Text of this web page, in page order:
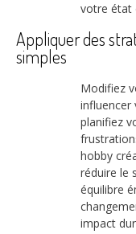
votre état
Appliquer des
simples
Modifiez
influencer
planifiez
hobby
réduire le
équilibre
impact